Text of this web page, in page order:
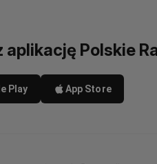
aplikację Polskie
Play App Store